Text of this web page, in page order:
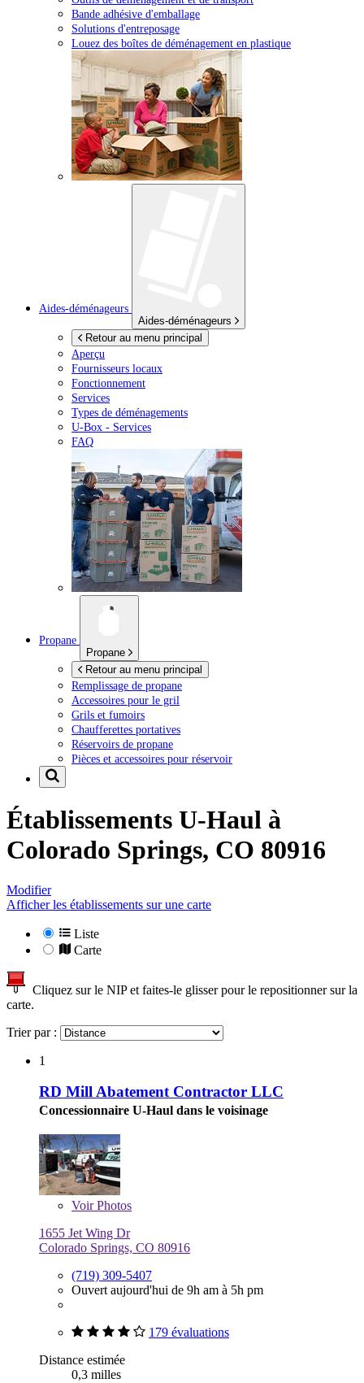
Bande adhésive d'emballage
Solutions d'entreposage
Louez des boîtes de déménagement en plastique
Aides-déménageurs
Aides-déménageurs
Retour au menu principal
Aperçu
Fournisseurs locaux
Fonctionnement
Services
Types de déménagements
U-Box - Services
FAQ
Propane
Propane
Retour au menu principal
Remplissage de propane
Accessoires pour le gril
Grils et fumoirs
Chaufferettes portatives
Réservoirs de propane
Pièces et accessoires pour réservoir
Établissements U-Haul à
Colorado Springs, CO 80916
Modifier
Afficher les établissements sur une carte
Liste
Carte
Cliquez sur le NIP et faites-le glisser pour le repositionner sur la
carte.
Trier par :
1
RD Mill Abatement Contractor LLC
Concessionnaire U-Haul dans le voisinage
VoirPhotos
1655 Jet Wing Dr
Colorado Springs, CO 80916
(719) 309-5407
Ouvert aujourd'hui de 9h am à 5h pm
179 évaluations
Distance estimée
0,3 milles